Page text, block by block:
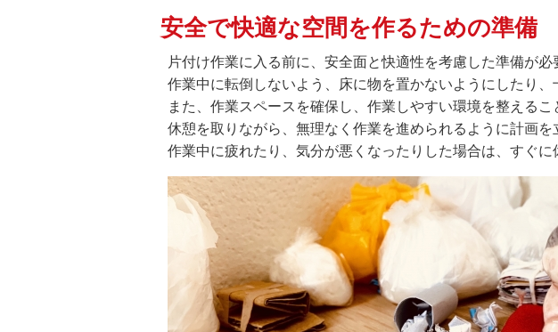
安全で快適な空間を作るための準備
片付け作業に入る前に、安全面と快適性を考慮した準備が必
作業中に転倒しないよう、床に物を置かないようにしたり、
また、作業スペースを確保し、作業しやすい環境を整えるこ
休憩を取りながら、無理なく作業を進められるように計画を
作業中に疲れたり、気分が悪くなったりした場合は、すぐ